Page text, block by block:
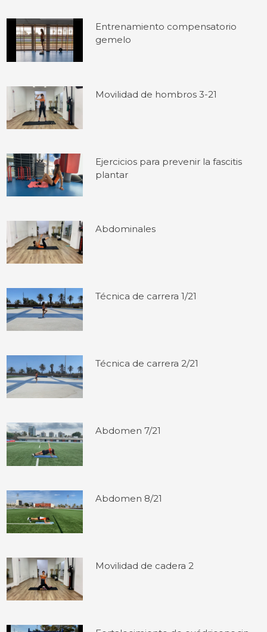
Entrenamiento compensatorio
gemelo
Movilidad de hombros 3-21
Ejercicios para prevenir la fascitis
plantar
Abdominales
Técnica de carrera 1/21
Técnica de carrera 2/21
Abdomen 7/21
Abdomen 8/21
Movilidad de cadera 2